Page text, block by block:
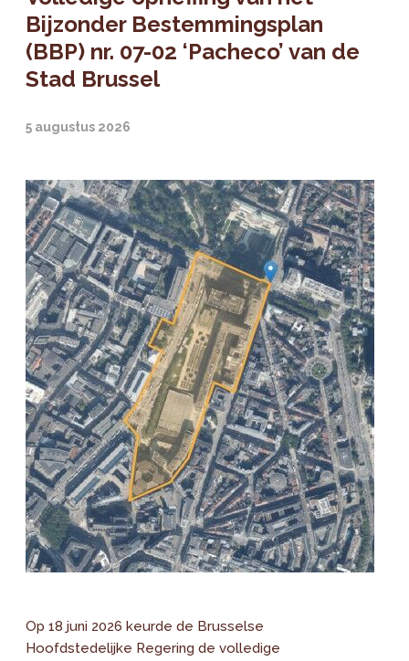
Bijzonder Bestemmingsplan
(BBP) nr. 07-02 ‘Pacheco’ van de
Stad Brussel
5 augustus 2026
Op 18 juni 2026 keurde de Brusselse
Hoofdstedelijke Regering de volledige